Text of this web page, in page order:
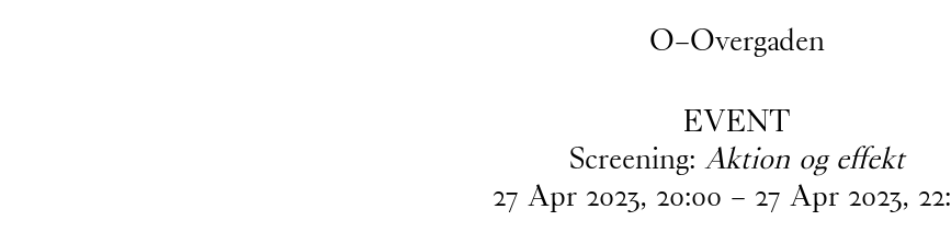
O–Overgaden
EVENT
Screening: Aktion og effekt
27 Apr 2023, 20:00 – 27 Apr 2023, 22: